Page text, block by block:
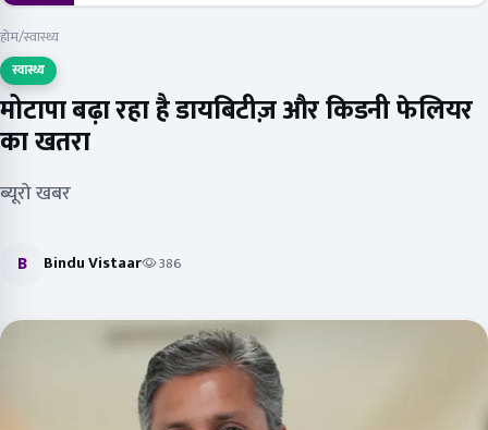
होम/स्वास्थ्य
स्वास्थ्य
मोटापा बढ़ा रहा है डायबिटीज़ और किडनी फेलियर
का खतरा
ब्यूरो खबर
B Bindu Vistaar 386